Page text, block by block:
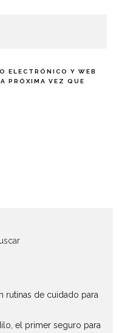
ELECTRÓNICO Y WEB
PRÓXIMA VEZ QUE
rutinas de cuidado para
el primer seguro para